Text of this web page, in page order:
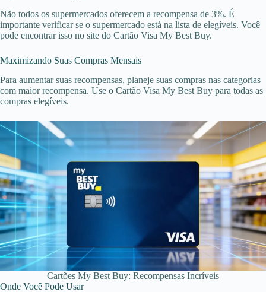
Não todos os supermercados oferecem a recompensa de 3%. É
importante verificar se o supermercado está na lista de elegíveis. Você
pode encontrar isso no site do Cartão Visa My Best Buy.
Maximizando Suas Compras Mensais
Para aumentar suas recompensas, planeje suas compras nas categorias
com maior recompensa. Use o Cartão Visa My Best Buy para todas as
compras elegíveis.
Cartões My Best Buy: Recompensas Incríveis
Onde Você Pode Usar